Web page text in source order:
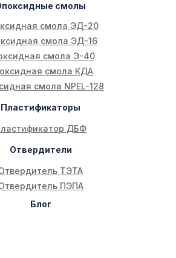
смола ЭД-20
смола ЭД-16
смола Э-40
смола КДА
смола NPEL-128
смолы
Пластификаторы
Отвердители
Блог
ТЭТА
ПЭПА
ДБФ